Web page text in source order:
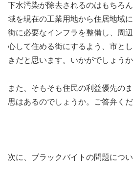
下水汚染が除去されるのはもちろ
域を現在の工業用地から住居地域
街に必要なインフラを整備し、周
心して住める街にするよう、市と
きだと思います。いかがでしょう
また、そもそも住民の利益優先の
思はあるのでしょうか。ご答弁くだ
次に、ブラックバイトの問題につい